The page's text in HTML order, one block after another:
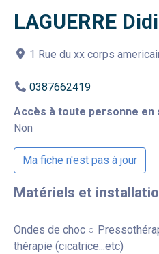
LAGUERRE
1 Rue du xx corps
0387662419
Accès à toute personne en
Non
Ma fiche n'est pas à jour
Matériels et
Ondes de choc ○
thérapie (cicatrice...etc)